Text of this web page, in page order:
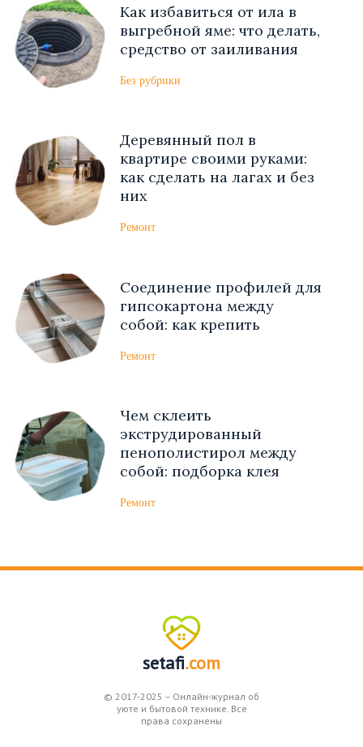
Как избавиться от ила в
выгребной яме: что делать,
средство от заиливания
Без рубрики
Деревянный пол в
квартире своими руками:
как сделать на лагах и без
них
Ремонт
Соединение профилей для
гипсокартона между
собой: как крепить
Ремонт
Чем склеить
экструдированный
пенополистирол между
собой: подборка клея
Ремонт
setafi.com
© 2017-2025 – Онлайн-журнал об
уюте и бытовой технике. Все
права сохранены